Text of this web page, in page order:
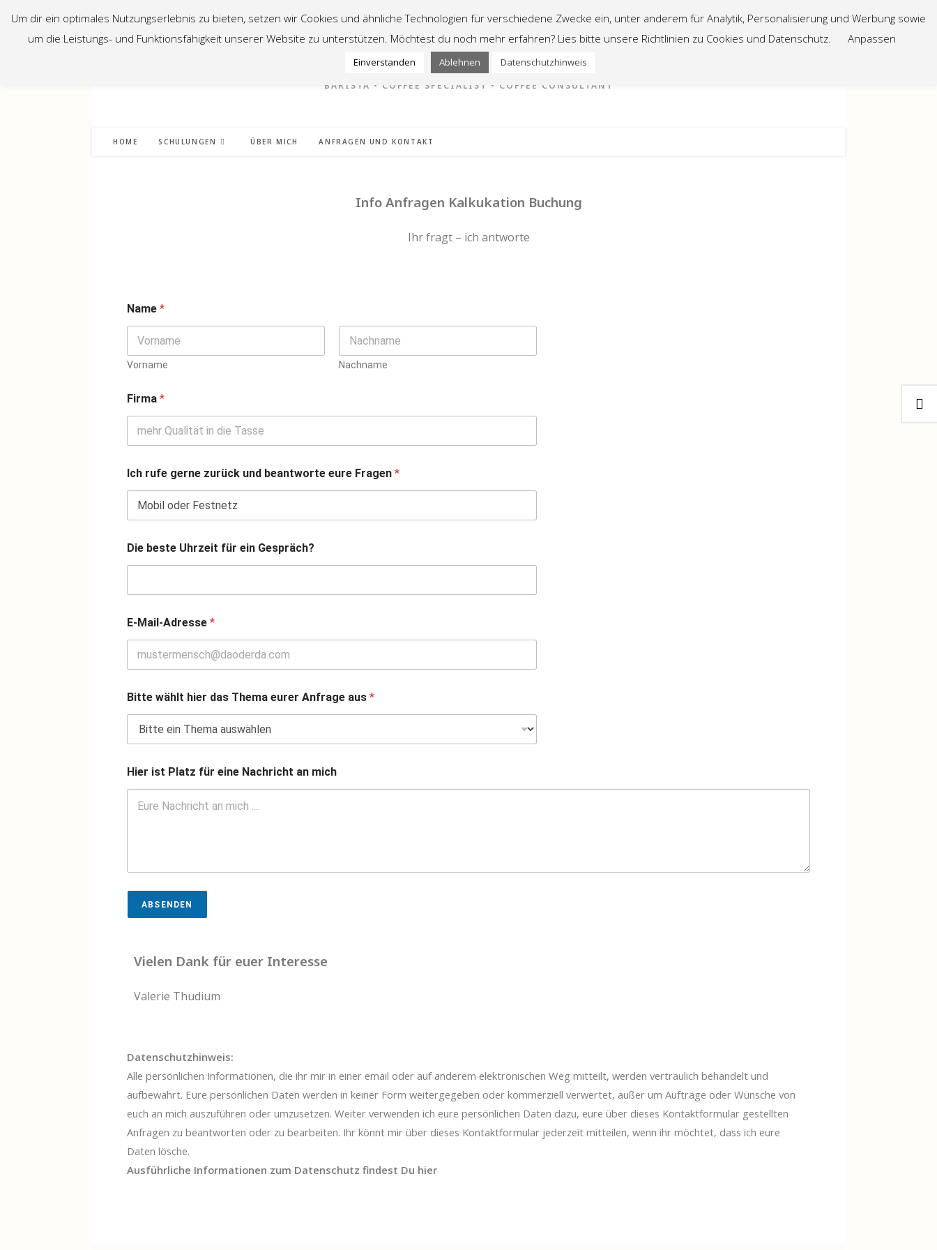
Valerie Thudium
BARISTA • COFFEE SPECIALIST • COFFEE CONSULTANT
HOME SCHULUNGEN ÜBER MICH ANFRAGEN UND KONTAKT
Info Anfragen Kalkukation Buchung
Ihr fragt – ich antworte
Name *
Vorname Nachname
Firma *
Ich rufe gerne zurück und beantworte eure Fragen *
Die beste Uhrzeit für ein Gespräch?
u
s
n
l
a
t
E-Mail-Adresse *
Bitte wählt hier das Thema eurer Anfrage aus *
Hier ist Platz für eine Nachricht an mich
ABSENDEN
Vielen Dank für euer Interesse
Valerie Thudium
Datenschutzhinweis:
Alle persönlichen Informationen, die ihr mir in einer email oder auf anderem elektronischen Weg mitteilt, werden vertraulich behandelt und
aufbewahrt. Eure persönlichen Daten werden in keiner Form weitergegeben oder kommerziell verwertet, außer um Aufträge oder Wünsche von
euch an mich auszuführen oder umzusetzen. Weiter verwenden ich eure persönlichen Daten dazu, eure über dieses Kontaktformular gestellten
Anfragen zu beantworten oder zu bearbeiten. Ihr könnt mir über dieses Kontaktformular jederzeit mitteilen, wenn ihr möchtet, dass ich eure
Daten lösche.
Ausführliche Informationen zum Datenschutz findest Du hier
Um dir ein optimales Nutzungserlebnis zu bieten, setzen wir Cookies und ähnliche Technologien für verschiedene Zwecke ein, unter anderem für Analytik, Personalisierung und Werbung sowie
um die Leistungs- und Funktionsfähigkeit unserer Website zu unterstützen. Möchtest du noch mehr erfahren? Lies bitte unsere Richtlinien zu Cookies und Datenschutz.
Anpassen
Einverstanden Ablehnen Datenschutzhinweis